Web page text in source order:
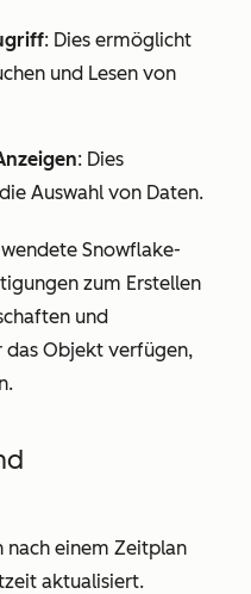
: Dies ermöglicht
und Lesen von
: Dies
Auswahl von Daten.
Snowflake-
zum Erstellen
und
das Objekt verfügen,
nach einem Zeitplan
aktualisiert.